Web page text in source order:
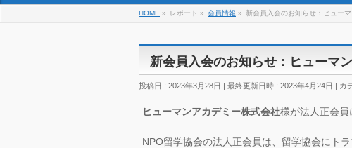
HOME » レポート » 会員情報 » 新会員入会のお知らせ：ヒュー
新会員入会のお知らせ：ヒューマ
投稿日 : 2023年3月28日 最終更新日時 : 2023年4月24日 カ
ヒューマンアカデミー株式会社様が法人正会員
NPO留学協会の法人正会員は、留学協会にト